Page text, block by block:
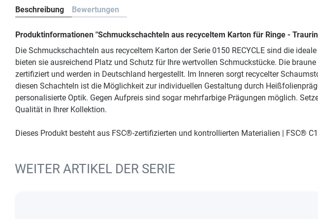
Beschreibung Bewertungen
Produktinformationen "Schmuckschachteln aus recyceltem Karton für Ringe -
Die Schmuckschachteln aus recyceltem Karton der Serie 0150 RECYCLE sind die
bieten sie ausreichend Platz und Schutz für Ihre wertvollen Schmuckstücke. Die
zertifiziert und werden in Deutschland hergestellt. Im Inneren sorgt recycelter
diesen Schachteln ist die Möglichkeit zur individuellen Gestaltung durch
personalisierte Optik. Gegen Aufpreis sind sogar mehrfarbige Prägungen möglich.
Qualität in Ihrer Kollektion.
Dieses Produkt besteht aus FSC®-zertifizierten und kontrollierten Materialien | FSC®
WEITER ARTIKEL DER SERIE